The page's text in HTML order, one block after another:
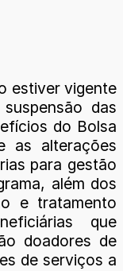
estiver vigente
das
do Bolsa
as alterações
para gestão
além dos
e tratamento
que
doadores de
de serviços a